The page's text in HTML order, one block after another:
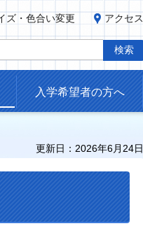
ズ・色合い変更 アクセス
入学希望者の方へ
更新日：2026年6月24日